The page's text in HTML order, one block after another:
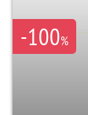
-100%